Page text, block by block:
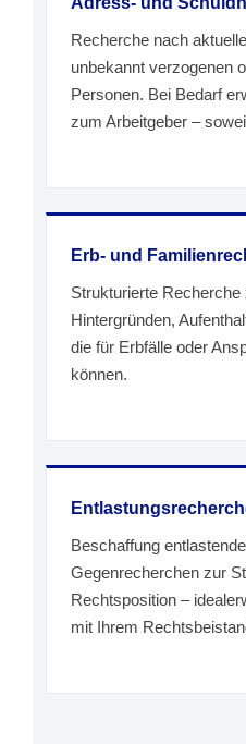
Recherche nach
unbekannt verzogenen
Personen. Bei Bedarf
zum Arbeitgeber –
Erb- und
Strukturierte
Hintergründen,
die für Erbfälle oder
können.
Beschaffung
Gegenrecherchen zur
Rechtsposition –
mit Ihrem